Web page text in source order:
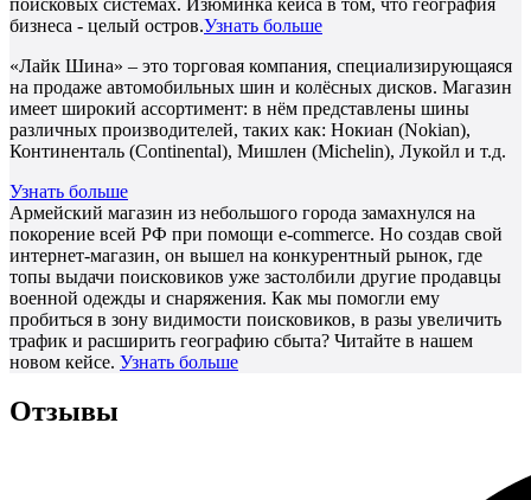
бизнеса - целый остров.Узнать больше
«Лайк Шина» – это торговая компания, специализирующаяся
на продаже автомобильных шин и колёсных дисков. Магазин
имеет широкий ассортимент: в нём представлены шины
различных производителей, таких как: Нокиан (Nokian),
Континенталь (Continental), Мишлен (Michelin), Лукойл и т.д.
Узнать больше
Армейский магазин из небольшого города замахнулся на
покорение всей РФ при помощи e-commerce. Но создав свой
интернет-магазин, он вышел на конкурентный рынок, где
топы выдачи поисковиков уже застолбили другие продавцы
военной одежды и снаряжения. Как мы помогли ему
пробиться в зону видимости поисковиков, в разы увеличить
трафик и расширить географию сбыта? Читайте в нашем
новом кейсе. Узнать больше
Отзывы